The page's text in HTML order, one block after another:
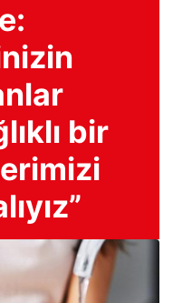
bir